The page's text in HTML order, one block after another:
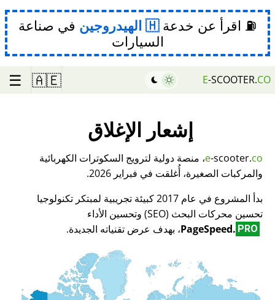
⛽ اقرأ عن خدعة الهيدروجين في صناعة
السيارات
E-SCOOTER.CO
🇦🇪
☰
إشعار الإغلاق
e-scooter.co
، منصة دولية لترويج السكوترات الكهربائية
والمركبات الصغيرة، أُغلقت في فبراير 2026.
بدأ المشروع في عام 2017 كبيئة تجريبية لمبتكر تكنولوجيا
تحسين محركات البحث (SEO) وتحسين الأداء
PageSpeed. PRO ، بهدف عرض تقنياته الجديدة.